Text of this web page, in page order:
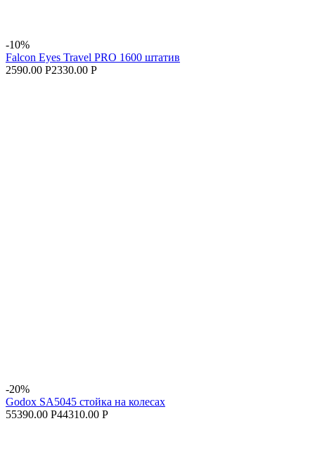
-10%
Falcon Eyes Travel PRO 1600 штатив
2590.00 Р2330.00 Р
-20%
Godox SA5045 стойка на колесах
55390.00 Р44310.00 Р